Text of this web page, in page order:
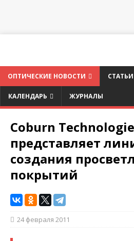
ОПТИЧЕСКИЕ НОВОСТИ СТАТЬИ
КАЛЕНДАРЬ ЖУРНАЛЫ
Coburn
представляет
создания
покрытий
24 февраля 2011